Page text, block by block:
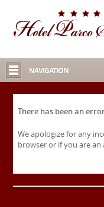
NAVIGATION
There has been an
We apologize for any
browser or if you are